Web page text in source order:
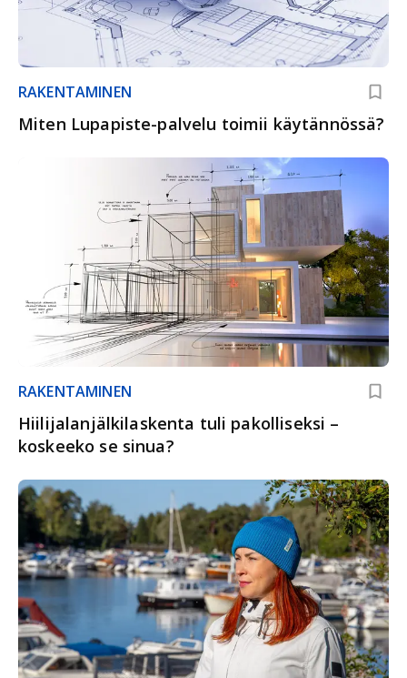
RAKENTAMINEN
Miten Lupapiste-palvelu toimii käytännössä?
RAKENTAMINEN
Hiilijalanjälkilaskenta tuli pakolliseksi –
koskeeko se sinua?